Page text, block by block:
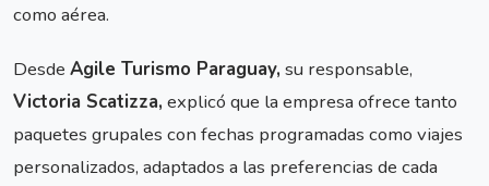
como aérea.
Desde Agile Turismo Paraguay, su responsable,
Victoria Scatizza, explicó que la empresa ofrece tanto
paquetes grupales con fechas programadas como viajes
personalizados, adaptados a las preferencias de cada